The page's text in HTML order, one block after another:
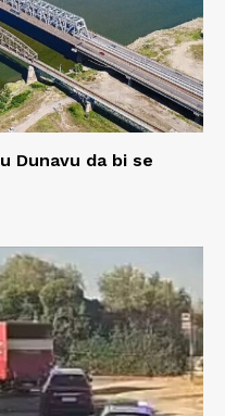
Dunavu da bi se